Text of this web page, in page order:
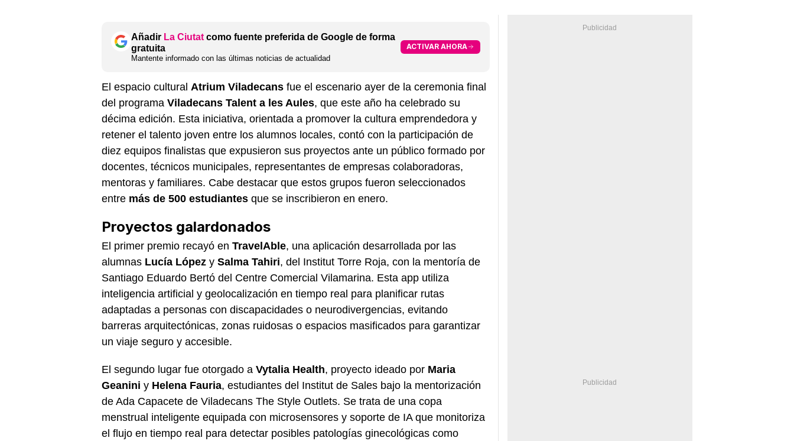
Añadir La Ciutat como fuente preferida de Google de forma
gratuita
Mantente informado con las últimas noticias de actualidad
ACTIVAR AHORA
El espacio cultural Atrium Viladecans fue el escenario ayer de la ceremonia final
del programa Viladecans Talent a les Aules, que este año ha celebrado su
décima edición. Esta iniciativa, orientada a promover la cultura emprendedora y
retener el talento joven entre los alumnos locales, contó con la participación de
diez equipos finalistas que expusieron sus proyectos ante un público formado por
docentes, técnicos municipales, representantes de empresas colaboradoras,
mentoras y familiares. Cabe destacar que estos grupos fueron seleccionados
entre más de 500 estudiantes que se inscribieron en enero.
Proyectos galardonados
El primer premio recayó en TravelAble, una aplicación desarrollada por las
alumnas Lucía López y Salma Tahiri, del Institut Torre Roja, con la mentoría de
Santiago Eduardo Bertó del Centre Comercial Vilamarina. Esta app utiliza
inteligencia artificial y geolocalización en tiempo real para planificar rutas
adaptadas a personas con discapacidades o neurodivergencias, evitando
barreras arquitectónicas, zonas ruidosas o espacios masificados para garantizar
un viaje seguro y accesible.
El segundo lugar fue otorgado a Vytalia Health, proyecto ideado por Maria
Geanini y Helena Fauria, estudiantes del Institut de Sales bajo la mentorización
de Ada Capacete de Viladecans The Style Outlets. Se trata de una copa
menstrual inteligente equipada con microsensores y soporte de IA que monitoriza
el flujo en tiempo real para detectar posibles patologías ginecológicas como